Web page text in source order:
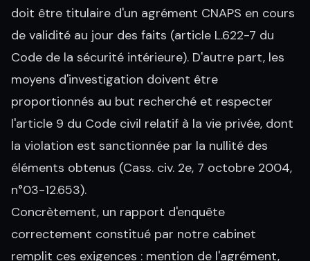
doit être titulaire d'un agrément CNAPS en cours
de validité au jour des faits (article L.622-7 du
Code de la sécurité intérieure). D'autre part, les
moyens d'investigation doivent être
proportionnés au but recherché et respecter
l'article 9 du Code civil relatif à la vie privée, dont
la violation est sanctionnée par la nullité des
éléments obtenus (Cass. civ. 2e, 7 octobre 2004,
n°03-12.653).
Concrètement, un rapport d'enquête
correctement constitué par notre cabinet
remplit ces exigences : mention de l'agrément,